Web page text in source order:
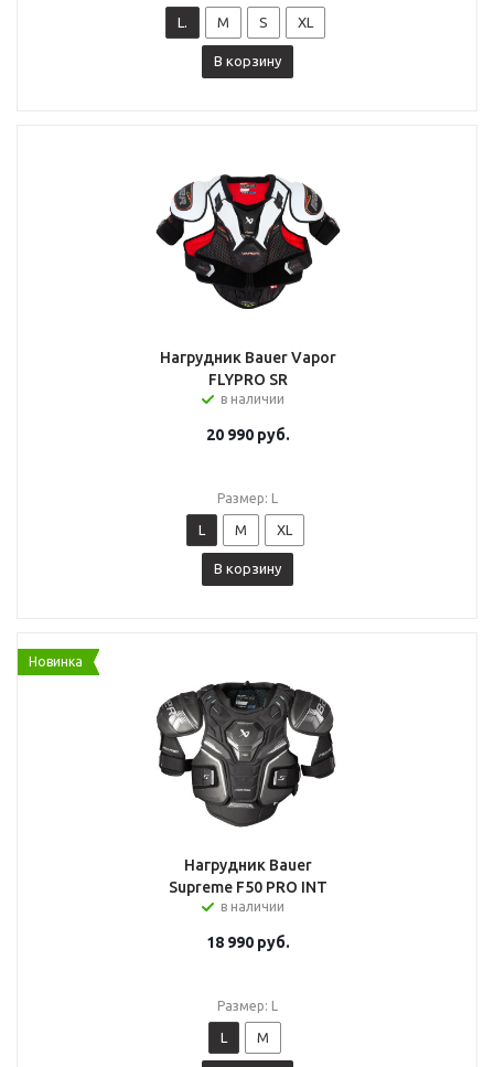
L. M S XL
В корзину
Нагрудник Bauer Vapor
FLYPRO SR
в наличии
20 990руб.
Размер: L
L M XL
В корзину
Новинка
Нагрудник Bauer
Supreme F50 PRO INT
в наличии
18 990руб.
Размер: L
L M